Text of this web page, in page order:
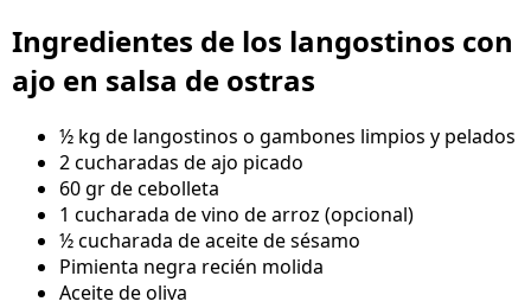
Ingredientes de los langostinos con
ajo en salsa de ostras
½ kg de langostinos o gambones limpios y pelados
2 cucharadas de ajo picado
60 gr de cebolleta
1 cucharada de vino de arroz (opcional)
½ cucharada de aceite de sésamo
Pimienta negra recién molida
Aceite de oliva